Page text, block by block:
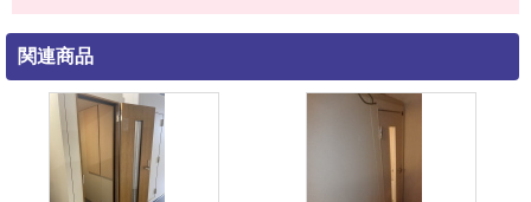
関連商品